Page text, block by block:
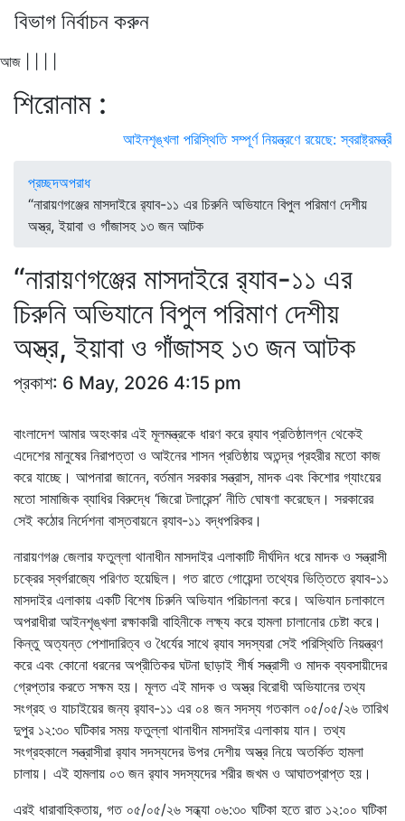
আজ
বিভাগ নির্বাচন করুন
শিরোনাম :
আইনশৃঙ্খলা পরিস্থিতি সম্পূর্ণ নিয়ন্ত্রণে রয়েছে: স্বরাষ্ট্রমন্ত্রী
প্রচ্ছদঅপরাধ
“নারায়ণগঞ্জের মাসদাইরে র‍্যাব-১১ এর চিরুনি অভিযানে বিপুল পরিমাণ দেশীয়
অস্ত্র, ইয়াবা ও গাঁজাসহ ১৩ জন আটক
“নারায়ণগঞ্জের মাসদাইরে র‍্যাব-১১ এর
চিরুনি অভিযানে বিপুল পরিমাণ দেশীয়
অস্ত্র, ইয়াবা ও গাঁজাসহ ১৩ জন আটক
প্রকাশ: 6 May, 2026 4:15 pm
বাংলাদেশ আমার অহংকার এই মূলমন্ত্রকে ধারণ করে র‍্যাব প্রতিষ্ঠালগ্ন থেকেই
এদেশের মানুষের নিরাপত্তা ও আইনের শাসন প্রতিষ্ঠায় অতন্দ্র প্রহরীর মতো কাজ
করে যাচ্ছে। আপনারা জানেন, বর্তমান সরকার সন্ত্রাস, মাদক এবং কিশোর গ্যাংয়ের
মতো সামাজিক ব্যাধির বিরুদ্ধে ‘জিরো টলারেন্স’ নীতি ঘোষণা করেছেন। সরকারের
সেই কঠোর নির্দেশনা বাস্তবায়নে র‍্যাব-১১ বদ্ধপরিকর।
নারায়ণগঞ্জ জেলার ফতুল্লা থানাধীন মাসদাইর এলাকাটি দীর্ঘদিন ধরে মাদক ও সন্ত্রাসী
চক্রের স্বর্গরাজ্যে পরিণত হয়েছিল। গত রাতে গোয়েন্দা তথ্যের ভিত্তিতে র‍্যাব-১১
মাসদাইর এলাকায় একটি বিশেষ চিরুনি অভিযান পরিচালনা করে। অভিযান চলাকালে
অপরাধীরা আইনশৃঙ্খলা রক্ষাকারী বাহিনীকে লক্ষ্য করে হামলা চালানোর চেষ্টা করে।
কিন্তু অত্যন্ত পেশাদারিত্ব ও ধৈর্যের সাথে র‍্যাব সদস্যরা সেই পরিস্থিতি নিয়ন্ত্রণ
করে এবং কোনো ধরনের অপ্রীতিকর ঘটনা ছাড়াই শীর্ষ সন্ত্রাসী ও মাদক ব্যবসায়ীদের
গ্রেপ্তার করতে সক্ষম হয়। মূলত এই মাদক ও অস্ত্র বিরোধী অভিযানের তথ্য
সংগ্রহ ও যাচাইয়ের জন্য র‍্যাব-১১ এর ০৪ জন সদস্য গতকাল ০৫/০৫/২৬ তারিখ
দুপুর ১২:৩০ ঘটিকার সময় ফতুল্লা থানাধীন মাসদাইর এলাকায় যান। তথ্য
সংগ্রহকালে সন্ত্রাসীরা র‍্যাব সদস্যদের উপর দেশীয় অস্ত্র নিয়ে অতর্কিত হামলা
চালায়। এই হামলায় ০৩ জন র‍্যাব সদস্যদের শরীর জখম ও আঘাতপ্রাপ্ত হয়।
এরই ধারাবাহিকতায়, গত ০৫/০৫/২৬ সন্ধ্যা ০৬:৩০ ঘটিকা হতে রাত ১২:০০ ঘটিকা